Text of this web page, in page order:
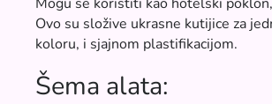
Ovo su složive ukrasne kutijice za
koloru, i sjajnom plastifikacijom.
Šema alata: